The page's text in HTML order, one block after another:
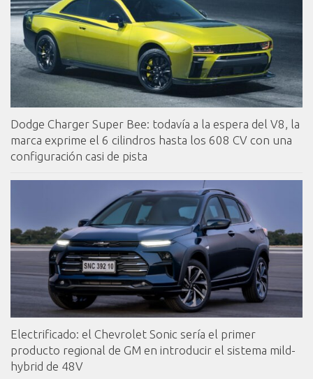
Dodge Charger Super Bee: todavía a la espera del V8, la
marca exprime el 6 cilindros hasta los 608 CV con una
configuración casi de pista
Electrificado: el Chevrolet Sonic sería el primer
producto regional de GM en introducir el sistema mild-
hybrid de 48V